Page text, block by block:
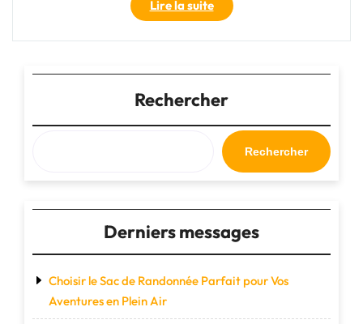
Lire la suite"Élégance
et
Durabilité
Le
Sac
de
Voyage
en
Cuir,
Vos
Aventures"
Rechercher
Rechercher
Derniers messages
Choisir le Sac de Randonnée Parfait pour Vos
Aventures en Plein Air